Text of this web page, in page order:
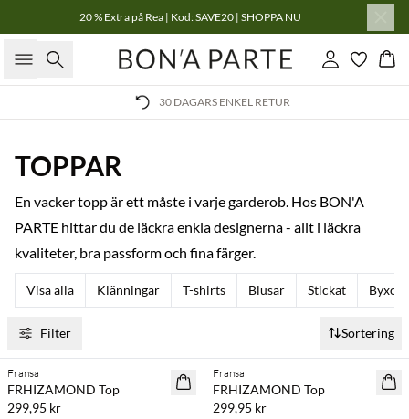
20 % Extra på Rea | Kod: SAVE20 | SHOPPA NU
Sök Logga in
TOPPAR
En vacker topp är ett måste i varje garderob. Hos BON'A
PARTE hittar du de läckra enkla designerna - allt i läckra
kvaliteter, bra passform och fina färger.
Visa alla Klänningar T-shirts Blusar Stickat Byxor
Filter Sortering
NYHET
Fransa
FRHIZAMOND Top
299,95 kr
NYHET
Fransa
FRHIZAMOND Top
299,95 kr